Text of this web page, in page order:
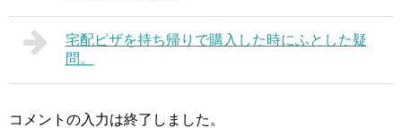
宅配ピザを持ち帰りで購入した時にふとした疑
問。
コメントの入力は終了しました。